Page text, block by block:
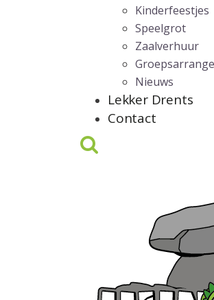
Kinderfeestjes
Speelgrot
Zaalverhuur
Nieuws
Lekker Drents
Contact